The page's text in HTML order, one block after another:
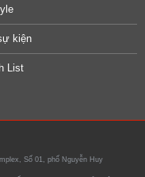
kiện
List
Số 01, phố Nguyễn Huy